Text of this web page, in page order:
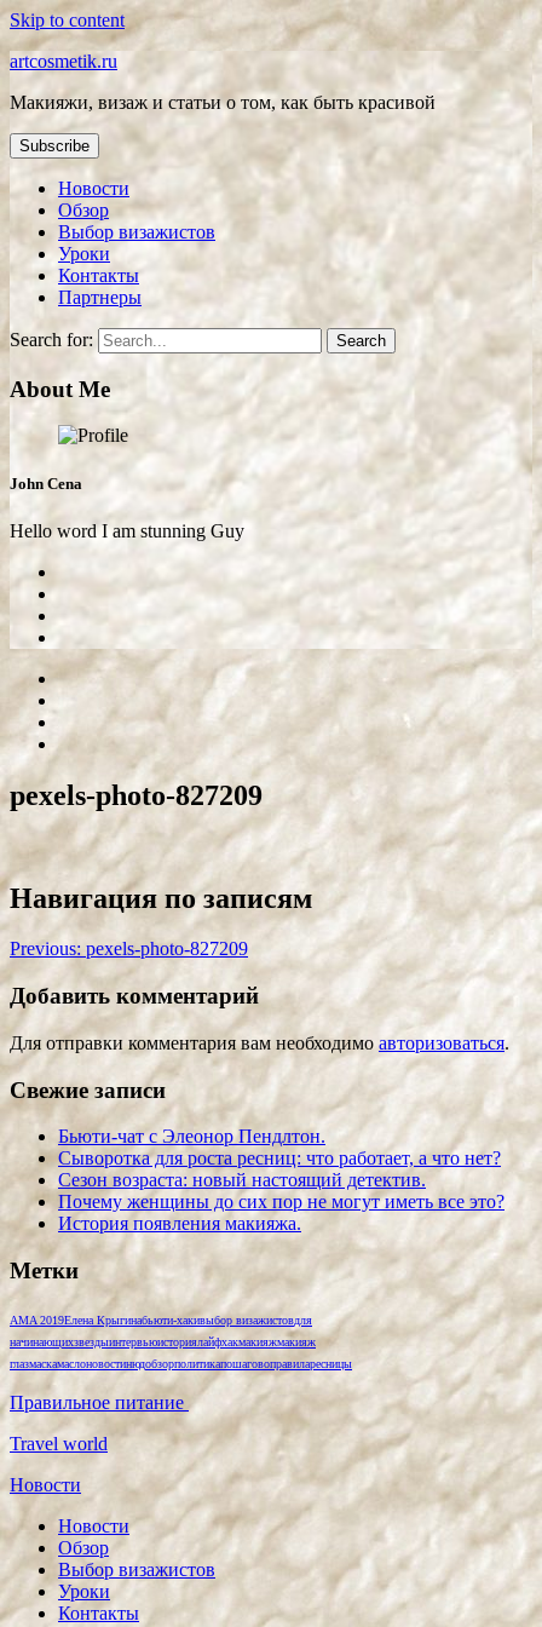
Skip to content
artcosmetik.ru
Макияжи, визаж и статьи о том, как быть красивой
Subscribe
Новости
Обзор
Выбор визажистов
Уроки
Контакты
Партнеры
Search for:
About Me
John Cena
Hello word I am stunning Guy
pexels-photo-827209
Навигация по записям
Previous: pexels-photo-827209
Добавить комментарий
Для отправки комментария вам необходимо авторизоваться.
Свежие записи
Бьюти-чат с Элеонор Пендлтон.
Сыворотка для роста ресниц: что работает, а что нет?
Сезон возраста: новый настоящий детектив.
Почему женщины до сих пор не могут иметь все это?
История появления макияжа.
Метки
AMA 2019Елена Крыгинабьюти-хакивыбор визажистовдля
начинающихзвездыинтервьюисториялайфхакмакияжмакияж
глазмаскамаслоновостинюдобзорполитикапошаговоправиларесницы
Правильное питание
Travel world
Новости
Новости
Обзор
Выбор визажистов
Уроки
Контакты